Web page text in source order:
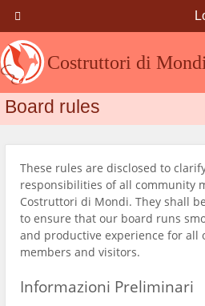
Costruttori di Mondi
Board rules
These rules are disclosed to
responsibilities of all community
Costruttori di Mondi. They shall
to ensure that our board runs
and productive experience for all
members and visitors.
Informazioni Preliminari